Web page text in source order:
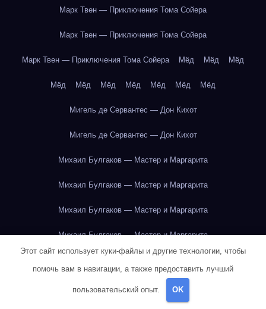
Марк Твен — Приключения Тома Сойера
Марк Твен — Приключения Тома Сойера
Марк Твен — Приключения Тома Сойера Мёд Мёд Мёд
Мёд Мёд Мёд Мёд Мёд Мёд Мёд
Мигель де Сервантес — Дон Кихот
Мигель де Сервантес — Дон Кихот
Михаил Булгаков — Мастер и Маргарита
Михаил Булгаков — Мастер и Маргарита
Михаил Булгаков — Мастер и Маргарита
Михаил Булгаков — Мастер и Маргарита
Михаил Булгаков — Мастер и Маргарита
Этот сайт использует куки-файлы и другие технологии, чтобы
помочь вам в навигации, а также предоставить лучший
пользовательский опыт. OK